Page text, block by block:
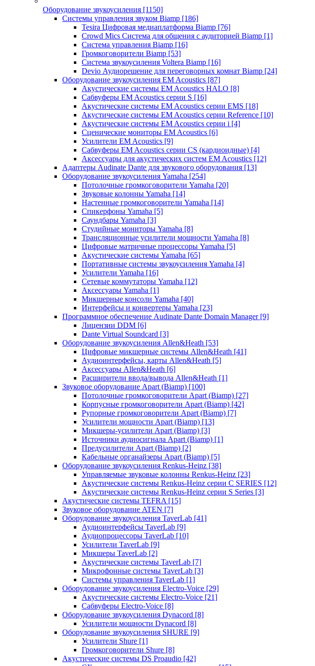
Оборудование звукоусиления [1150]
Системы управления звуком Biamp [186]
Tesira Цифровая медиаплатформа Biamp [76]
Crowd Mics Система для общения с аудиторией Biamp [1]
Система управления Biamp [16]
Громкоговорители Biamp [53]
Система звукоусиления Voltera Biamp [16]
Devio Аудиорешение для переговорных комнат Biamp [24]
Оборудование звукоусиления EM Acoustics [87]
Акустические системы EM Acoustics HALO [8]
Сабвуферы EM Acoustics серии S [16]
Акустические системы EM Acoustics серии EMS [18]
Акустические системы EM Acoustics серии Reference [10]
Акустические системы EM Acoustics серии i [4]
Сценические мониторы EM Acoustics [6]
Усилители EM Acoustics [9]
Сабвуферы EM Acoustics серии CS (кардиоидные) [4]
Аксессуары для акустических систем EM Acoustics [12]
Адаптеры Audinate Dante для звукового оборудования [13]
Оборудование звукоусиления Yamaha [254]
Потолочные громкоговорители Yamaha [20]
Звуковые колонны Yamaha [14]
Настенные громкоговорители Yamaha [14]
Спикерфоны Yamaha [5]
Саундбары Yamaha [3]
Студийные мониторы Yamaha [8]
Трансляционные усилители мощности Yamaha [8]
Цифровые матричные процессоры Yamaha [5]
Акустические системы Yamaha [65]
Портативные системы звукоусиления Yamaha [4]
Усилители Yamaha [16]
Сетевые коммутаторы Yamaha [12]
Аксессуары Yamaha [1]
Микшерные консоли Yamaha [40]
Интерфейсы и конвертеры Yamaha [23]
Программное обеспечение Audinate Dante Domain Manager [9]
Лицензии DDM [6]
Dante Virtual Soundcard [3]
Оборудование звукоусиления Allen&Heath [53]
Цифровые микшерные системы Allen&Heath [41]
Аудиоинтерфейсы, карты Allen&Heath [5]
Аксессуары Allen&Heath [6]
Расширители ввода/вывода Allen&Heath [1]
Звуковое оборудование Apart (Biamp) [100]
Потолочные громкоговорители Apart (Biamp) [27]
Корпусные громкоговорители Apart (Biamp) [42]
Рупорные громкоговорители Apart (Biamp) [7]
Усилители мощности Apart (Biamp) [13]
Микшеры-усилители Apart (Biamp) [3]
Источники аудиосигнала Apart (Biamp) [1]
Предусилители Apart (Biamp) [2]
Кабельные органайзеры Apart (Biamp) [5]
Оборудование звукоусиления Renkus-Heinz [38]
Управляемые звуковые колонны Renkus-Heinz [23]
Акустические системы Renkus-Heinz серии C SERIES [12]
Акустические системы Renkus-Heinz серии S Series [3]
Акустические системы TEFRA [15]
Звуковое оборудование ATEN [7]
Оборудование звукоусиления TaverLab [41]
Аудиоинтерфейсы TaverLab [9]
Аудиопроцессоры TaverLab [10]
Усилители TaverLab [9]
Микшеры TaverLab [2]
Акустические системы TaverLab [7]
Микрофонные системы TaverLab [3]
Системы управления TaverLab [1]
Оборудование звукоусиления Electro-Voice [29]
Акустические системы Electro-Voice [21]
Сабвуферы Electro-Voice [8]
Оборудование звукоусиления Dynacord [8]
Усилители мощности Dynacord [8]
Оборудование звукоусиления SHURE [9]
Усилители Shure [1]
Громкоговорители Shure [8]
Акустические системы DS Proaudio [42]